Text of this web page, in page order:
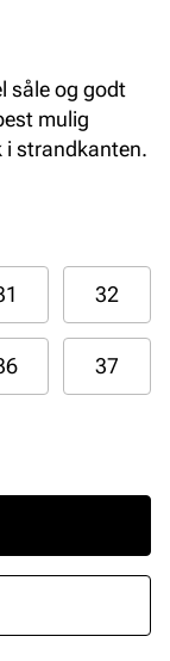
såle og godt
mulig
i strandkanten.
32
37